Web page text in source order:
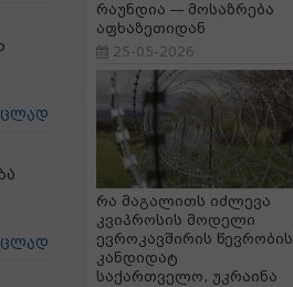
რაუნდია — მოსაზრება
აფხაზეთიდან
25-05-2026
რა მაგალითს იძლევა
კვიპროსის მოდელი
ევროკავშირის წევრობის
კანდიდატ
საქართველო, უკრაინა